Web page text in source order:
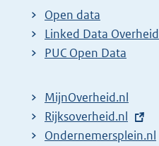
t
e
r
l
i
n
Open data
Linked Data Overheid
PUC Open Data
MijnOverheid.nl
E
x
Rijksoverheid.nl
E
Ondernemersplein.nl